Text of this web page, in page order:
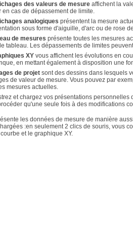
des valeurs de mesure affichent la
en cas de dépassement de limite.
analogiques présentent la mesure
sous forme d'aiguille, d'arc ou de rose
de mesures présente toutes les mesures
tableau. Les dépassements de limites
XY vous affichent les évolutions en
en mettant également à disposition une
de projet sont des dessins dans lesquels
de valeur de mesure. Vous pouvez par
mesures actuelles.
et chargez vos présentations
qu'une seule fois à des modifications
les données de mesure de manière
:en seulement 2 clics de souris, vous
et le graphique XY.